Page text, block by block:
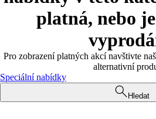
platná, nebo
Pro zobrazení platných akcí navštivte
alternativní
Speciální nabídky
Hledat